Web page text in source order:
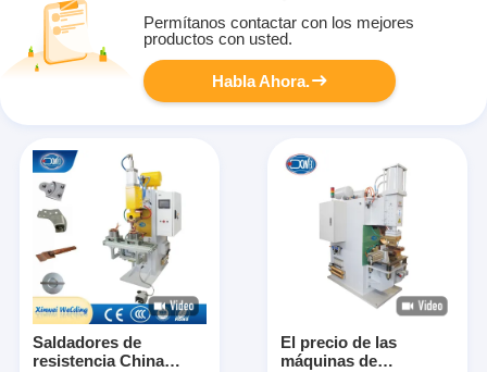
Permítanos contactar con los mejores
productos con usted.
Habla Ahora.
Saldadores de
resistencia China
El precio de las
máquinas de